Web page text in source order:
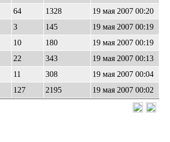
64 1328
19 мая 2007 00:20
3 145
19 мая 2007 00:19
10 180
19 мая 2007 00:19
22 343
19 мая 2007 00:13
11 308
19 мая 2007 00:04
127 2195
19 мая 2007 00:02